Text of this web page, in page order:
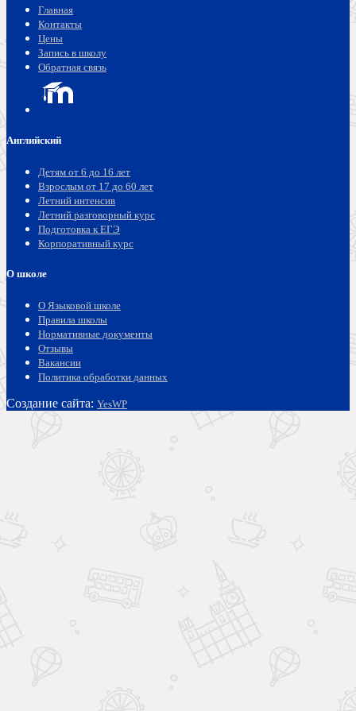
Главная
Контакты
Цены
Запись в школу
Обратная связь
Английский
Детям от 6 до 16 лет
Взрослым от 17 до 60 лет
Летний интенсив
Летний разговорный курс
Подготовка к ЕГЭ
Корпоративный курс
О школе
О Языковой школе
Правила школы
Нормативные документы
Отзывы
Вакансии
Политика обработки данных
Создание сайта: YesWP